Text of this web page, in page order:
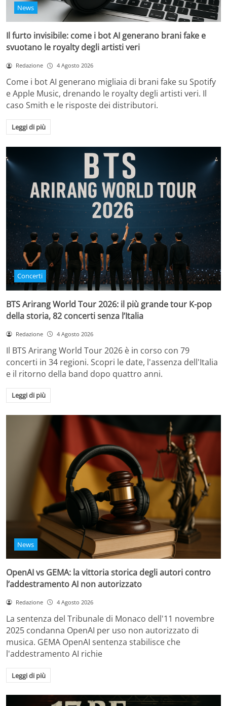
News
Il furto invisibile: come i bot AI generano brani fake e
svuotano le royalty degli artisti veri
Redazione 4 Agosto 2026
Come i bot AI generano migliaia di brani fake su Spotify
e Apple Music, drenando le royalty degli artisti veri. Il
caso Smith e le risposte dei distributori.
Leggi di più
Concerti
BTS Arirang World Tour 2026: il più grande tour K-pop
della storia, 82 concerti senza l’Italia
Redazione 4 Agosto 2026
Il BTS Arirang World Tour 2026 è in corso con 79
concerti in 34 regioni. Scopri le date, l'assenza dell'Italia
e il ritorno della band dopo quattro anni.
Leggi di più
News
OpenAI vs GEMA: la vittoria storica degli autori contro
l’addestramento AI non autorizzato
Redazione 4 Agosto 2026
La sentenza del Tribunale di Monaco dell'11 novembre
2025 condanna OpenAI per uso non autorizzato di
musica. GEMA OpenAI sentenza stabilisce che
l'addestramento AI richie
Leggi di più